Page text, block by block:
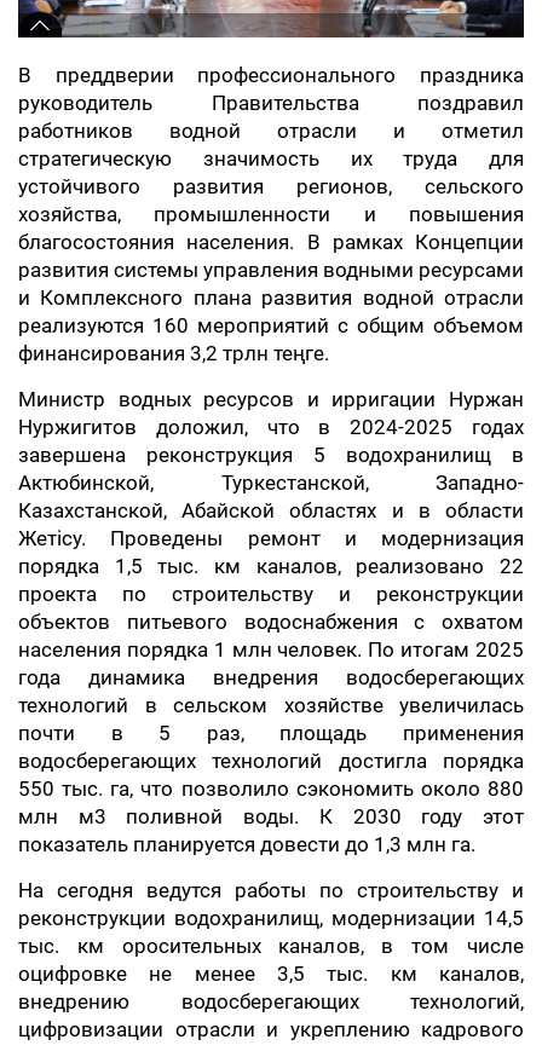
В преддверии профессионального праздника
руководитель Правительства поздравил
работников водной отрасли и отметил
стратегическую значимость их труда для
устойчивого развития регионов, сельского
хозяйства, промышленности и повышения
благосостояния населения. В рамках Концепции
развития системы управления водными ресурсами
и Комплексного плана развития водной отрасли
реализуются 160 мероприятий с общим объемом
финансирования 3,2 трлн теңге.
Министр водных ресурсов и ирригации Нуржан
Нуржигитов доложил, что в 2024-2025 годах
завершена реконструкция 5 водохранилищ в
Актюбинской, Туркестанской, Западно-
Казахстанской, Абайской областях и в области
Жетісу. Проведены ремонт и модернизация
порядка 1,5 тыс. км каналов, реализовано 22
проекта по строительству и реконструкции
объектов питьевого водоснабжения с охватом
населения порядка 1 млн человек. По итогам 2025
года динамика внедрения водосберегающих
технологий в сельском хозяйстве увеличилась
почти в 5 раз, площадь применения
водосберегающих технологий достигла порядка
550 тыс. га, что позволило сэкономить около 880
млн м3 поливной воды. К 2030 году этот
показатель планируется довести до 1,3 млн га.
На сегодня ведутся работы по строительству и
реконструкции водохранилищ, модернизации 14,5
тыс. км оросительных каналов, в том числе
оцифровке не менее 3,5 тыс. км каналов,
внедрению водосберегающих технологий,
цифровизации отрасли и укреплению кадрового